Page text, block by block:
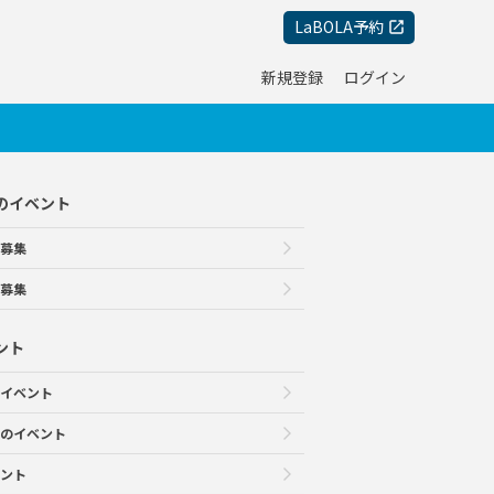
LaBOLA予約
新規登録 ログイン
イベント
集
集
ト
ベント
イベント
ト